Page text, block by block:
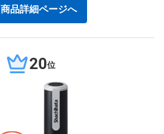
商品詳細ページへ
20位